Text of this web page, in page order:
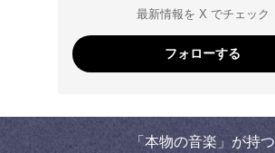
最新情報を X でチェック
フォローする
「本物の音楽」が持つ